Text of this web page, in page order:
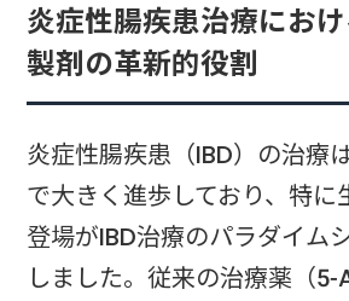
炎症性腸疾患治療にお
製剤の革新的役割
炎症性腸疾患（IBD）の治療
で大きく進歩しており、特に
登場がIBD治療のパラダイム
しました。従来の治療薬（